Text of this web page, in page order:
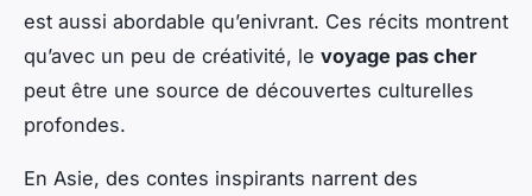
est aussi abordable qu’enivrant. Ces récits montrent
qu’avec un peu de créativité, le voyage pas cher
peut être une source de découvertes culturelles
profondes.
En Asie, des contes inspirants narrent des